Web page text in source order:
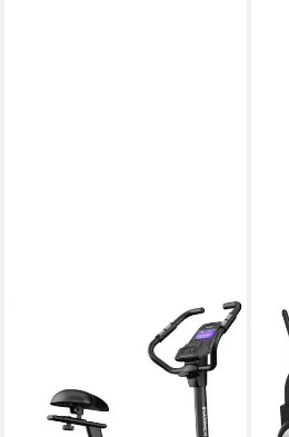
Heimtrainer Cardio XT7
max. Benutzergewicht
Permanentmagnet
Bremssystem
399,00 €